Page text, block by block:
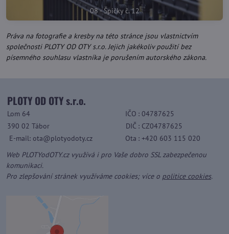
08 - Špičky č. 12
Práva na fotografie a kresby na této stránce jsou vlastnictvím
společnosti PLOTY OD OTY s.r.o. Jejich jakékoliv použití bez
písemného souhlasu vlastníka je porušením autorského zákona.
PLOTY OD OTY s.r.o.
Lom 64 IČO : 04787625
390 02 Tábor
DIČ : CZ04787625
E-mail: ota@plotyodoty.cz
Ota : +420 603 115 020
Web PLOTYodOTY.cz využívá i pro Vaše dobro SSL zabezpečenou
komunikaci.
Pro zlepšování stránek využíváme cookies; více o politice cookies.